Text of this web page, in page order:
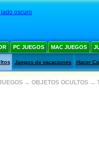
lado oscuro
PC JUEGOS MAC JUEGOS
Juegos de vacaciones Hacer
→ OBJETOS OCULTOS →